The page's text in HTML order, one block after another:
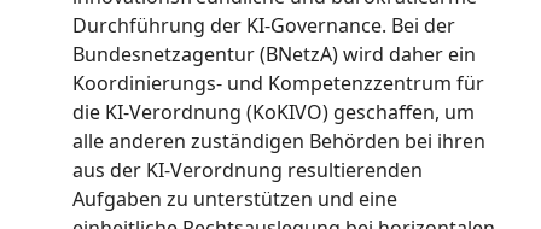
Durchführung der KI-Governance. Bei der
Bundesnetzagentur (BNetzA) wird daher ein
Koordinierungs- und Kompetenzzentrum für
die KI-Verordnung (KoKIVO) geschaffen, um
alle anderen zuständigen Behörden bei ihren
aus der KI-Verordnung resultierenden
Aufgaben zu unterstützen und eine